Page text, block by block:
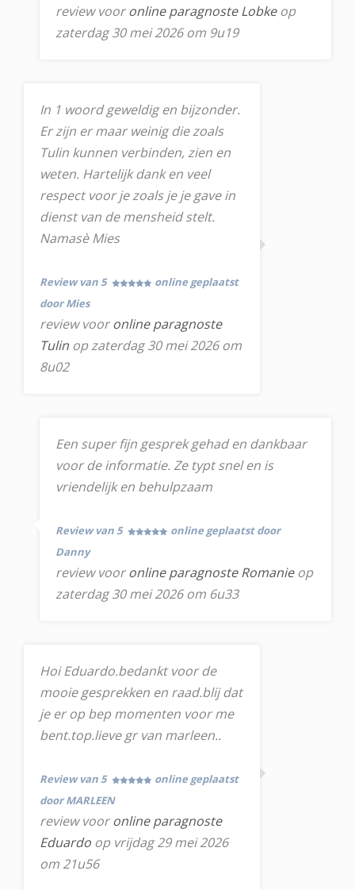
review vooronline paragnoste Lobkeop
zaterdag 30 mei 2026 om 9u19
In 1 woord geweldig en bijzonder.
Er zijn er maar weinig die zoals
Tulin kunnen verbinden, zien en
weten. Hartelijk dank en veel
respect voor je zoals je je gave in
dienst van de mensheid stelt.
Namasè Mies
Review van 5
online geplaatst
door Mies
review vooronline paragnoste
Tulin op zaterdag 30 mei 2026 om
8u02
Een super fijn gesprek gehad en dankbaar
voor de informatie. Ze typt snel en is
vriendelijk en behulpzaam
Review van 5
online geplaatst door
Danny
review vooronline paragnoste Romanieop
zaterdag 30 mei 2026 om 6u33
Hoi Eduardo.bedankt voor de
mooie gesprekken en raad.blij dat
je er op bep momenten voor me
bent.top.lieve gr van marleen..
Review van 5
online geplaatst
door MARLEEN
review vooronline paragnoste
Eduardo op vrijdag 29 mei 2026
om 21u56